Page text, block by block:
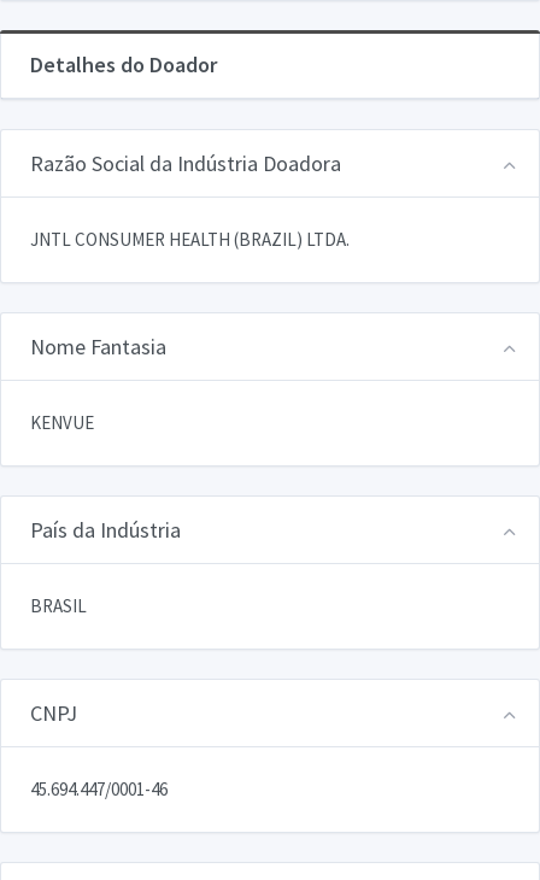
Detalhes do Doador
Razão Social da Indústria Doadora
JNTL CONSUMER HEALTH (BRAZIL) LTDA.
Nome Fantasia
KENVUE
País da Indústria
BRASIL
CNPJ
45.694.447/0001-46